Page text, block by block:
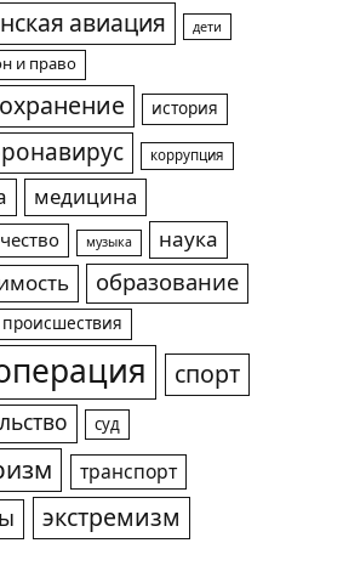
авиация дети
и право
история
коррупция
медицина
музыка
наука
образование
происшествия
спорт
суд
транспорт
экстремизм